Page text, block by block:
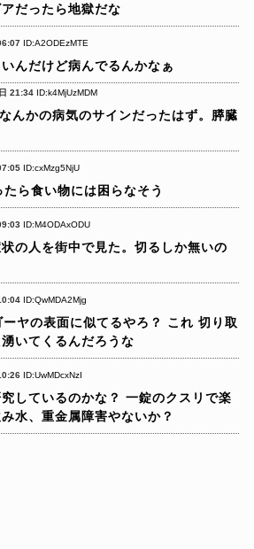
だったら地獄だな
ID:A2ODEzMTE
んだけど病んでるんかなぁ
21:34 ID:k4MjUzMDM
んかの病気のサインだったはず。膵臓
ID:cxMzg5NjU
ら食い物には困らなそう
ID:M4ODAxODU
の人を街中で見た。切るしか無いの
ID:QwMDA2Mjg
ーヤの表面に似てるやろ？
これ 切り取
いてくるんだろうな
ID:UwMDcxNzI
しているのかな？ 一錠のクスリで楽
水、重金属障害やないか？